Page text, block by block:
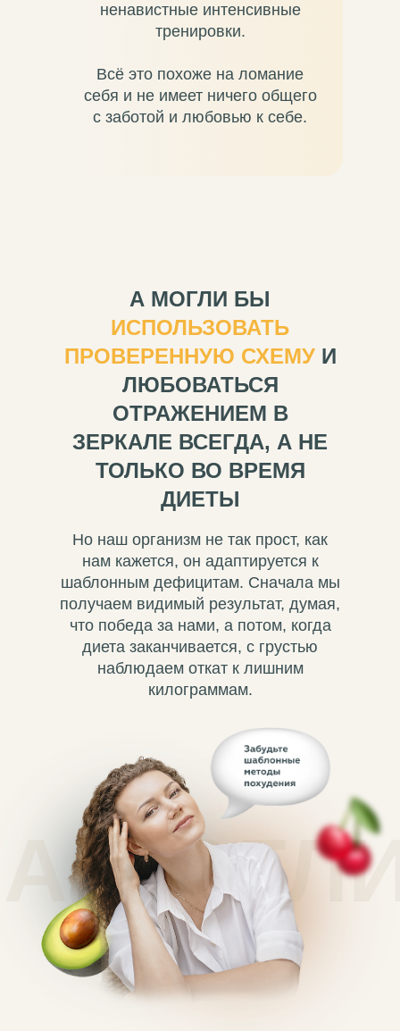
ненавистные интенсивные
тренировки.
Всё это похоже на ломание
себя и не имеет ничего общего
с заботой и любовью к себе.
А
А МОГЛИ БЫ
ИСПОЛЬЗОВАТЬ
ПРОВЕРЕННУЮ СХЕМУИ
ЛЮБОВАТЬСЯ
ОТРАЖЕНИЕМ В
ЗЕРКАЛЕ ВСЕГДА, А НЕ
ТОЛЬКО ВО ВРЕМЯ
ДИЕТЫ
Но наш организм не так прост, как
нам кажется, он адаптируется к
шаблонным дефицитам. Сначала мы
получаем видимый результат, думая,
что победа за нами, а потом, когда
диета заканчивается, с грустью
наблюдаем откат к лишним
килограммам.